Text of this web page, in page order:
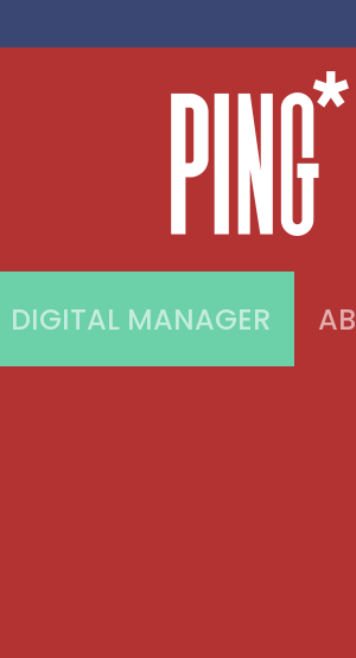
DIGITAL MANAGER